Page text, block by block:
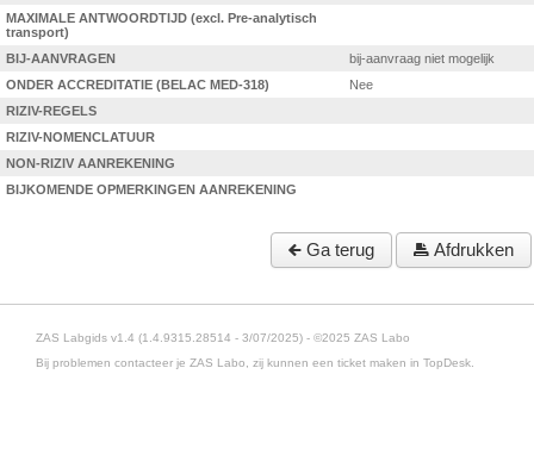
MAXIMALE ANTWOORDTIJD (excl. Pre-analytisch
transport)
BIJ-AANVRAGEN
bij-aanvraag niet mogelijk
ONDER ACCREDITATIE (BELAC MED-318)
Nee
RIZIV-REGELS
RIZIV-NOMENCLATUUR
NON-RIZIV AANREKENING
BIJKOMENDE OPMERKINGEN AANREKENING
Ga terug Afdrukken
ZAS Labgids v1.4 (1.4.9315.28514 - 3/07/2025) - ©2025 ZAS Labo
Bij problemen contacteer je ZAS Labo, zij kunnen een ticket maken in TopDesk.